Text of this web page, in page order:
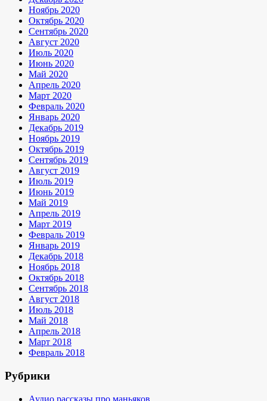
Ноябрь 2020
Октябрь 2020
Сентябрь 2020
Август 2020
Июль 2020
Июнь 2020
Май 2020
Апрель 2020
Март 2020
Февраль 2020
Январь 2020
Декабрь 2019
Ноябрь 2019
Октябрь 2019
Сентябрь 2019
Август 2019
Июль 2019
Июнь 2019
Май 2019
Апрель 2019
Март 2019
Февраль 2019
Январь 2019
Декабрь 2018
Ноябрь 2018
Октябрь 2018
Сентябрь 2018
Август 2018
Июль 2018
Май 2018
Апрель 2018
Март 2018
Февраль 2018
Рубрики
Аудио рассказы про маньяков